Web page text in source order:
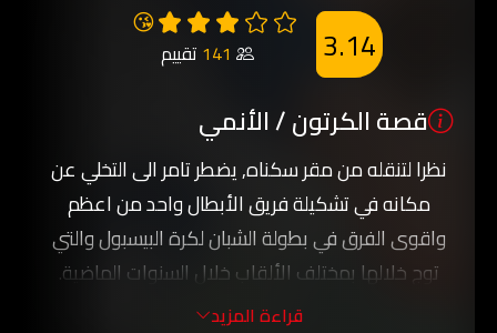
😘
141 تقييم 3.14
قصة الكرتون / الأنمي
نظرا لتنقله من مقر سكناه, يضطر تامر الى التخلي عن
مكانه في تشكيلة فريق الأبطال واحد من اعظم
واقوى الفرق في بطولة الشبان لكرة البيسبول والتي
توج خلالها بمختلف الألقاب خلال السنوات الماضية.
واثر تنقله يضطر الى الانضمام الى فريق جديد هو
قراءة المزيد